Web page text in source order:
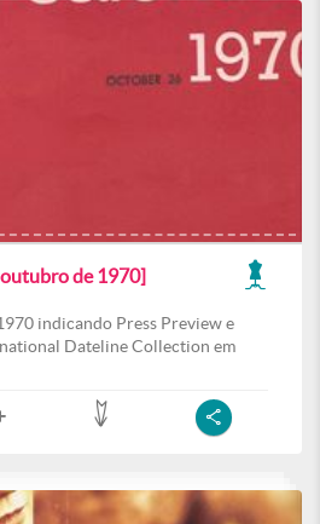
de 1970]
indicando Press Preview e
Dateline Collection em